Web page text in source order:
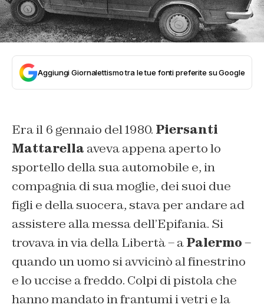
Aggiungi Giornalettismo tra le tue fonti preferite su Google
Era il 6 gennaio del 1980. Piersanti
Mattarella aveva appena aperto lo
sportello della sua automobile e, in
compagnia di sua moglie, dei suoi due
figli e della suocera, stava per andare ad
assistere alla messa dell’Epifania. Si
trovava in via della Libertà – aPalermo–
quando un uomo si avvicinò al finestrino
e lo uccise a freddo. Colpi di pistola che
hanno mandato in frantumi i vetri e la